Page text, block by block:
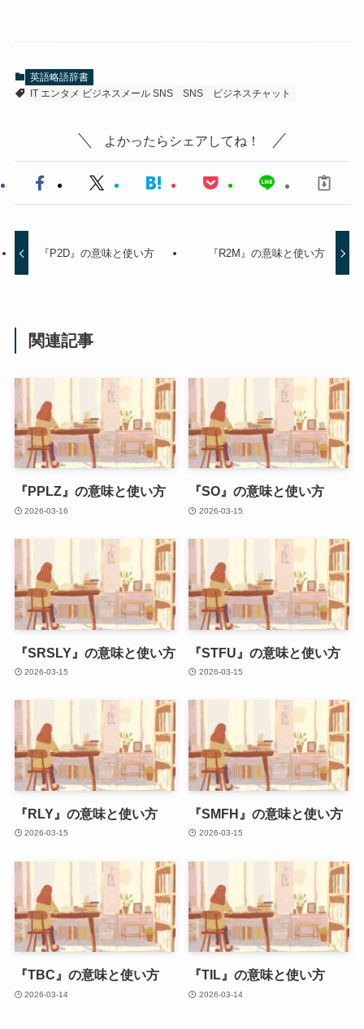
英語略語辞書
IT エンタメ ビジネスメール SNS
SNS ビジネスチャット
よかったらシェアしてね！
『P2D』の意味と使い方 『R2M』の意味と使い方
関連記事
『PPLZ』の意味と使い方
2026-03-16
『SO』の意味と使い方
2026-03-15
『SRSLY』の意味と使い方
2026-03-15
『STFU』の意味と使い方
2026-03-15
『RLY』の意味と使い方
2026-03-15
『SMFH』の意味と使い方
2026-03-15
『TBC』の意味と使い方
2026-03-14
『TIL』の意味と使い方
2026-03-14